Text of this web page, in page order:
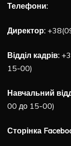
Телефони:
Директор:
Відділ кадрів:
15-00)
Навчальний
00 до 15-00)
Сторінка